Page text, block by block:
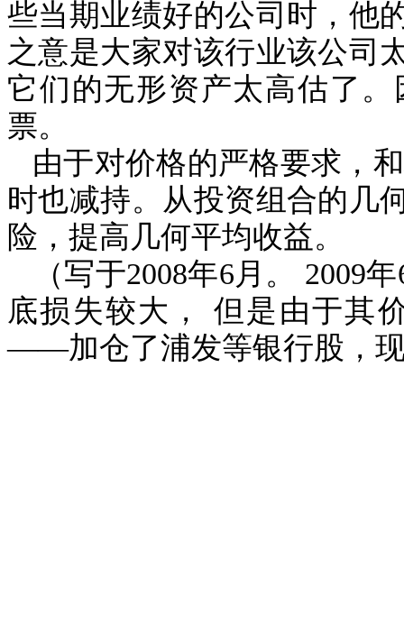
些当期业绩好的公司时，他
之意是大家对该行业该公司
它们的无形资产太高估了
票。
由于对价格的严格要求，
时也减持。从投资组合的几
险，提高几何平均收益。
（写于2008年6月。 2009年
底损失较大，
但是由于其
――加仓了浦发等银行股，